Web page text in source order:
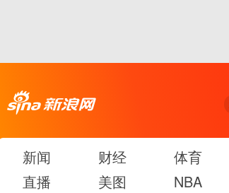
新闻 财经 体育
直播
美图 NBA